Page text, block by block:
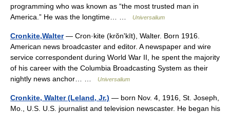
programming who was known as “the most trusted man in
America.” He was the longtime… …
Universalium
Cronkite,Walter— Cron·kite (krŏnʹkīt), Walter. Born 1916.
American news broadcaster and editor. A newspaper and wire
service correspondent during World War II, he spent the majority
of his career with the Columbia Broadcasting System as their
nightly news anchor… …
Universalium
Cronkite, Walter (Leland, Jr.) — born Nov. 4, 1916, St. Joseph,
Mo., U.S. U.S. journalist and television newscaster. He began his